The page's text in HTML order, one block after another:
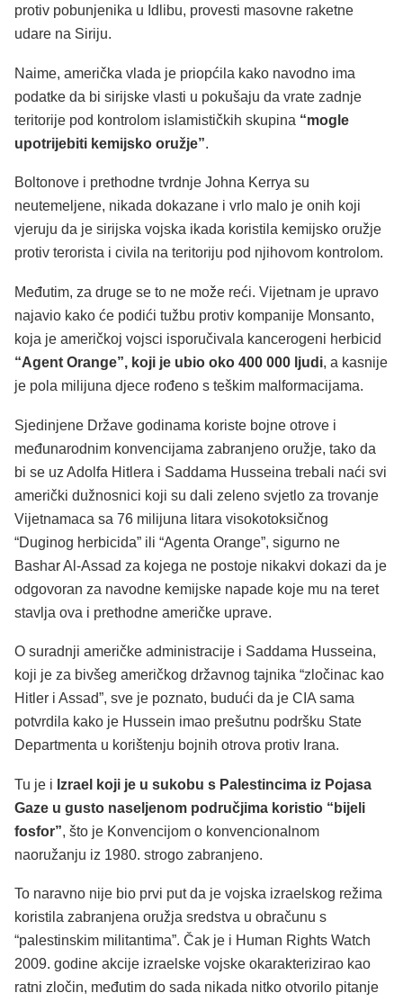
protiv pobunjenika u Idlibu, provesti masovne raketne
udare na Siriju.
Naime, američka vlada je priopćila kako navodno ima
podatke da bi sirijske vlasti u pokušaju da vrate zadnje
teritorije pod kontrolom islamističkih skupina “mogle
upotrijebiti kemijsko oružje”.
Boltonove i prethodne tvrdnje Johna Kerrya su
neutemeljene, nikada dokazane i vrlo malo je onih koji
vjeruju da je sirijska vojska ikada koristila kemijsko oružje
protiv terorista i civila na teritoriju pod njihovom kontrolom.
Međutim, za druge se to ne može reći. Vijetnam je upravo
najavio kako će podići tužbu protiv kompanije Monsanto,
koja je američkoj vojsci isporučivala kancerogeni herbicid
“Agent Orange”, koji je ubio oko 400 000 ljudi, a kasnije
je pola milijuna djece rođeno s teškim malformacijama.
Sjedinjene Države godinama koriste bojne otrove i
međunarodnim konvencijama zabranjeno oružje, tako da
bi se uz Adolfa Hitlera i Saddama Husseina trebali naći svi
američki dužnosnici koji su dali zeleno svjetlo za trovanje
Vijetnamaca sa 76 milijuna litara visokotoksičnog
“Duginog herbicida” ili “Agenta Orange”, sigurno ne
Bashar Al-Assad za kojega ne postoje nikakvi dokazi da je
odgovoran za navodne kemijske napade koje mu na teret
stavlja ova i prethodne američke uprave.
O suradnji američke administracije i Saddama Husseina,
koji je za bivšeg američkog državnog tajnika “zločinac kao
Hitler i Assad”, sve je poznato, budući da je CIA sama
potvrdila kako je Hussein imao prešutnu podršku State
Departmenta u korištenju bojnih otrova protiv Irana.
Tu je i Izrael koji je u sukobu s Palestincima iz Pojasa
Gaze u gusto naseljenom područjima koristio “bijeli
fosfor”, što je Konvencijom o konvencionalnom
naoružanju iz 1980. strogo zabranjeno.
To naravno nije bio prvi put da je vojska izraelskog režima
koristila zabranjena oružja sredstva u obračunu s
“palestinskim militantima”. Čak je i Human Rights Watch
2009. godine akcije izraelske vojske okarakterizirao kao
ratni zločin, međutim do sada nikada nitko otvorilo pitanje